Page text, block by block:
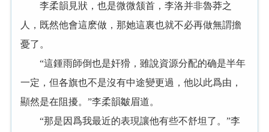
李柔韻見狀，也是微微颔首，李洛并非魯莽之
人，既然他會這麽做，那她這裏也就不必再做無謂擔
憂了。
“這鍾雨師倒也是奸猾，雖說資源分配的确是半年
一定，但各旗也不是沒有中途變更過，他以此爲由，
顯然是在阻擾。”李柔韻皺眉道。
“那是因爲我最近的表現讓他有些不舒坦了。”李